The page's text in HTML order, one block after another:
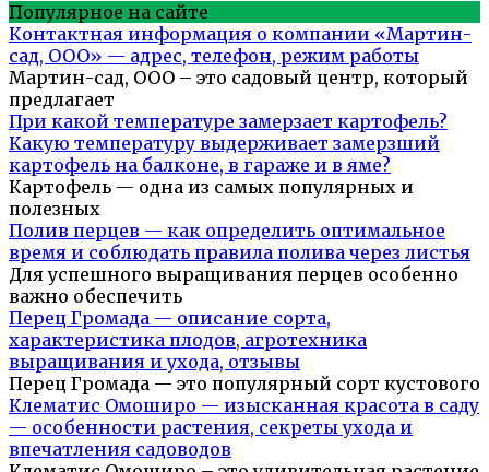
Популярное на сайте
Контактная информация о компании «Мартин-
сад, ООО» — адрес, телефон, режим работы
Мартин-сад, ООО – это садовый центр, который
предлагает
При какой температуре замерзает картофель?
Какую температуру выдерживает замерзший
картофель на балконе, в гараже и в яме?
Картофель — одна из самых популярных и
полезных
Полив перцев — как определить оптимальное
время и соблюдать правила полива через листья
Для успешного выращивания перцев особенно
важно обеспечить
Перец Громада — описание сорта,
характеристика плодов, агротехника
выращивания и ухода, отзывы
Перец Громада — это популярный сорт кустового
Клематис Омоширо — изысканная красота в саду
— особенности растения, секреты ухода и
впечатления садоводов